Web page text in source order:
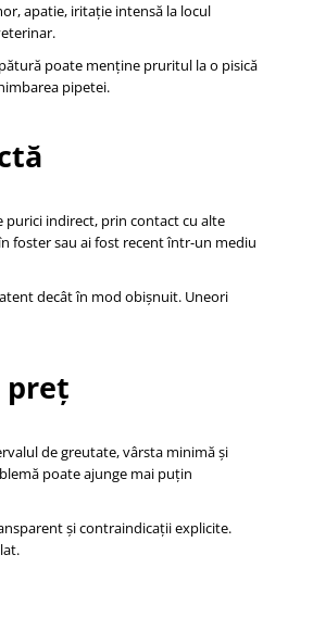
apatie, iritație intensă la locul
poate menține pruritul la o pisică
pipetei.
purici indirect, prin contact cu alte
foster sau ai fost recent într-un mediu
decât în mod obișnuit. Uneori
preț
de greutate, vârsta minimă și
poate ajunge mai puțin
și contraindicații explicite.